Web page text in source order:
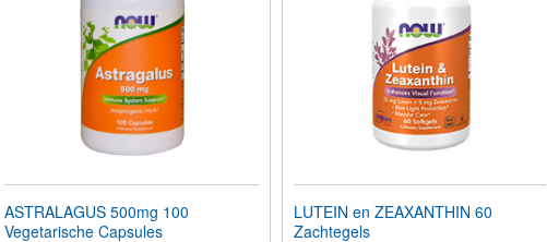
ASTRALAGUS 500mg 100
Vegetarische Capsules
LUTEIN en ZEAXANTHIN 60
Zachtegels